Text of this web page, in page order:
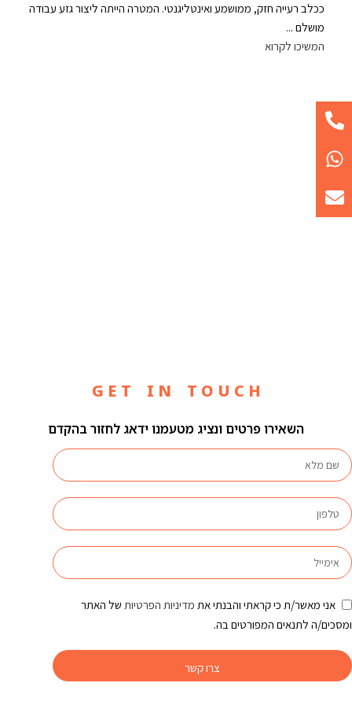
ככלב רעייה חזק, ממושמע ואינטליגנטי. המטרה הייתה ליצור גזע עבודה
מושלם ...
המשיכו לקרוא
G E T I N T O U C H
השאירו פרטים ונציג מטעמנו ידאג לחזור בהקדם
אני מאשר/ת כי קראתי והבנתי את מדיניות הפרטיות של האתר
ומסכים/ה לתנאים המפורטים בה.
צרו קשר